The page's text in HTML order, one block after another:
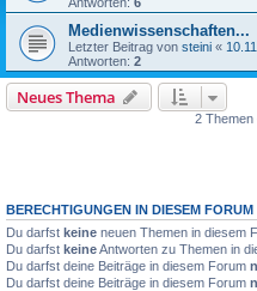
Medienwissenschaften...
Letzter Beitrag von steini «
Antworten: 2
Neues Thema
2 Themen
BERECHTIGUNGEN IN DIESEM FORUM
Du darfst keine neuen Themen in diesem
Du darfst keineAntworten zu Themen in
Du darfst deine Beiträge in diesem Forum
Du darfst deine Beiträge in diesem Forum